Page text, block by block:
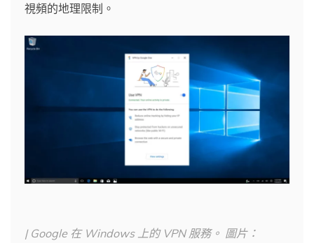
視頻的地理限制。
| Google 在 Windows 上的 VPN 服務。 圖片：